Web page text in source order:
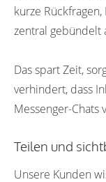
kurze
zentral gebündelt
Das spart Zeit,
verhindert, dass
Messenger-Chats
Teilen und
Unsere Kunden